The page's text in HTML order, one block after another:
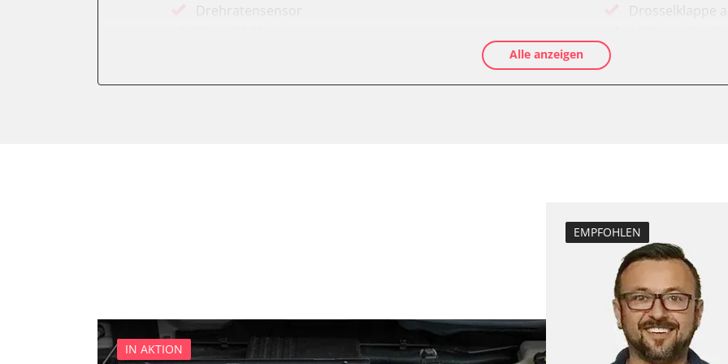
Drehratensensor
Kombiinstrument
Kraftstoffpumpe
Drosselklappe
Differenzdruck
Elektronische
ESP test
Funktionstest
Grundeinstellung
Alle anzeigen
IN AKTION
EMPFOHLEN